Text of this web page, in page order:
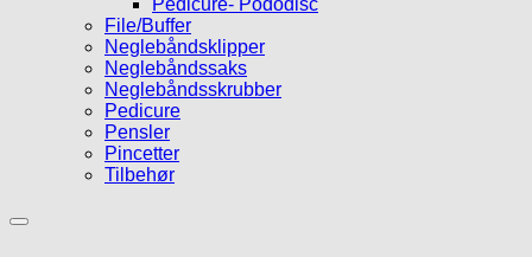
Pedicure- Pododisc
File/Buffer
Neglebåndsklipper
Neglebåndssaks
Neglebåndsskrubber
Pedicure
Pensler
Pincetter
Tilbehør